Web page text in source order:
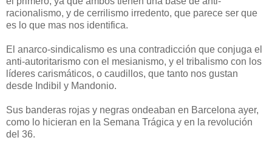
racionalismo, y de cerrilismo irredento, que parece ser que
es lo que mas nos identifica.
El anarco-sindicalismo es una contradicción que conjuga el
anti-autoritarismo con el mesianismo, y el tribalismo con los
líderes carismáticos, o caudillos, que tanto nos gustan
desde Indibil y Mandonio.
Sus banderas rojas y negras ondeaban en Barcelona ayer,
como lo hicieran en la Semana Trágica y en la revolución
del 36.